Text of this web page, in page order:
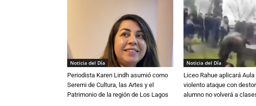
Noticia del Día
Periodista Karen Lindh asumió como
Seremi de Cultura, las Artes y el
Patrimonio de la región de Los Lagos
Noticia del Día
Liceo Rahue aplicará
violento ataque con
alumno no volverá a